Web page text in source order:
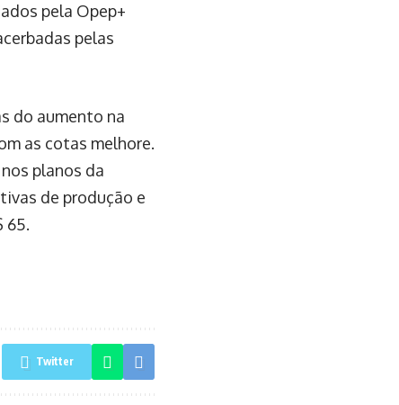
pela Opep+
pelas
do aumento na
as cotas melhore.
planos da
de produção e
65.
Twitter